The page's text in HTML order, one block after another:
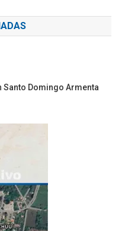
Santo Domingo Armenta